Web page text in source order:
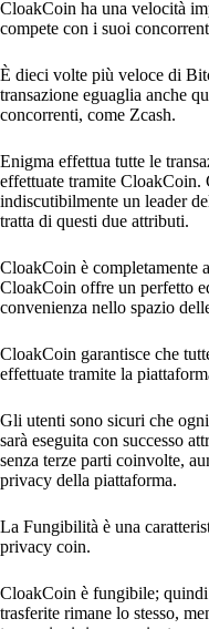
CloakCoin ha una velocità
compete con i suoi
È dieci volte più veloce di
transazione eguaglia anche
concorrenti, come Zcash.
Enigma effettua tutte le
effettuate tramite CloakCoin.
indiscutibilmente un leader
tratta di questi due attributi.
CloakCoin è completamente
CloakCoin offre un perfetto
convenienza nello spazio
CloakCoin garantisce che
effettuate tramite la
Gli utenti sono sicuri che
sarà eseguita con successo
senza terze parti coinvolte,
privacy della piattaforma.
La Fungibilità è una
privacy coin.
CloakCoin è fungibile;
trasferite rimane lo stesso,